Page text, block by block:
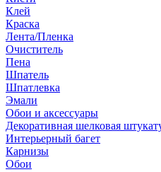
Клей
Краска
Лента/Пленка
Очиститель
Пена
Шпатель
Шпатлевка
Эмали
Обои и аксессуары
Декоративная шелковая
Интерьерный багет
Карнизы
Обои